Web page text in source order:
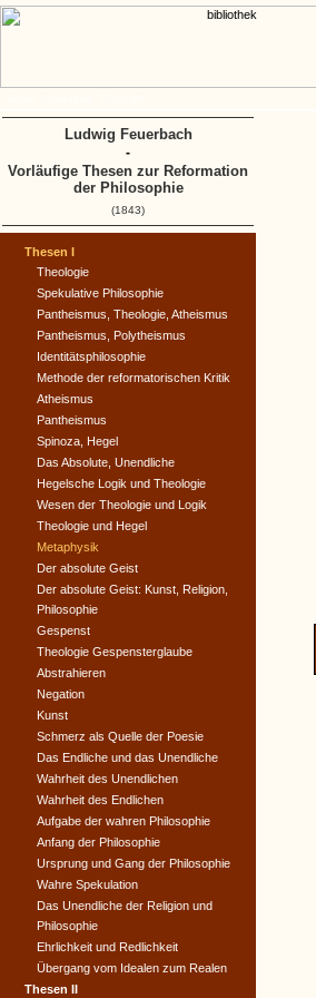
Thesen I
Theologie
Spekulative Philosophie
Pantheismus, Theologie, Atheismus
Pantheismus, Polytheismus
Identitätsphilosophie
Methode der reformatorischen Kritik
Atheismus
Pantheismus
Spinoza, Hegel
Das Absolute, Unendliche
Hegelsche Logik und Theologie
Wesen der Theologie und Logik
Theologie und Hegel
Metaphysik
Der absolute Geist
Der absolute Geist: Kunst, Religion,
Philosophie
Gespenst
Theologie Gespensterglaube
Abstrahieren
Negation
Kunst
Schmerz als Quelle der Poesie
Das Endliche und das Unendliche
Wahrheit des Unendlichen
Wahrheit des Endlichen
Aufgabe der wahren Philosophie
Anfang der Philosophie
Ursprung und Gang der Philosophie
Wahre Spekulation
Das Unendliche der Religion und
Philosophie
Ehrlichkeit und Redlichkeit
Übergang vom Idealen zum Realen
Thesen II
Ludwig Feuerbach
-
Vorläufige Thesen zur Reformation
der Philosophie
(1843)